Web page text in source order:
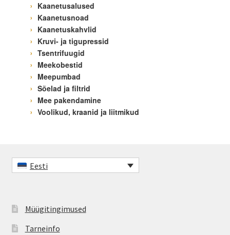
Kaanetusalused
Kaanetusnoad
Kaanetuskahvlid
Kruvi- ja tigupressid
Tsentrifuugid
Meekobestid
Meepumbad
Sõelad ja filtrid
Mee pakendamine
Voolikud, kraanid ja liitmikud
Eesti
Müügitingimused
Tarneinfo